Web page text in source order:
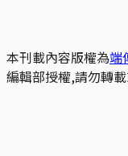
本刊載內容版權為端
編輯部授權,請勿轉